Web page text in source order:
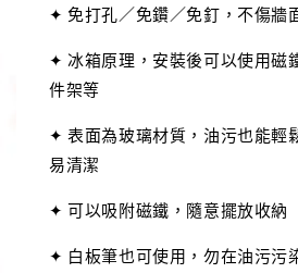
✦ 免打孔／免鑽／免釘，不傷牆
✦ 冰箱原理，安裝後可以使用磁
件架等
✦ 表面為玻璃材質，油污也能輕
易清潔
✦ 可以吸附磁鐵，隨意擺放收納
✦ 白板筆也可使用，勿在油污污